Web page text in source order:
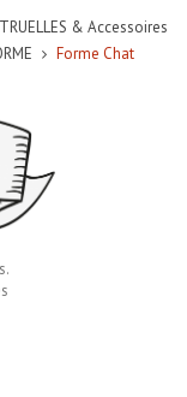
& Accessoires
Forme Chat